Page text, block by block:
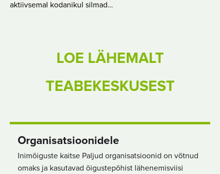
aktiivsemal kodanikul silmad…
LOE LÄHEMALT
TEABEKESKUSEST
Organisatsioonidele
Inimõiguste kaitse Paljud organisatsioonid on võtnud
omaks ja kasutavad õigustepõhist lähenemisviisi